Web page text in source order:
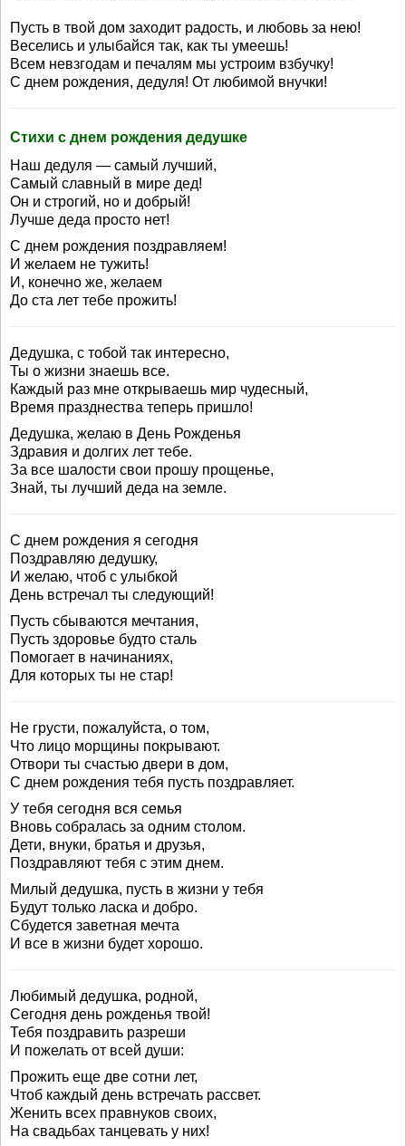
Пусть в твой дом заходит радость, и любовь за нею!
Веселись и улыбайся так, как ты умеешь!
Всем невзгодам и печалям мы устроим взбучку!
С днем рождения, дедуля! От любимой внучки!
Стихи с днем рождения дедушке
Наш дедуля — самый лучший,
Самый славный в мире дед!
Он и строгий, но и добрый!
Лучше деда просто нет!
С днем рождения поздравляем!
И желаем не тужить!
И, конечно же, желаем
До ста лет тебе прожить!
Дедушка, с тобой так интересно,
Ты о жизни знаешь все.
Каждый раз мне открываешь мир чудесный,
Время празднества теперь пришло!
Дедушка, желаю в День Рожденья
Здравия и долгих лет тебе.
За все шалости свои прошу прощенье,
Знай, ты лучший деда на земле.
С днем рождения я сегодня
Поздравляю дедушку,
И желаю, чтоб с улыбкой
День встречал ты следующий!
Пусть сбываются мечтания,
Пусть здоровье будто сталь
Помогает в начинаниях,
Для которых ты не стар!
Не грусти, пожалуйста, о том,
Что лицо морщины покрывают.
Отвори ты счастью двери в дом,
С днем рождения тебя пусть поздравляет.
У тебя сегодня вся семья
Вновь собралась за одним столом.
Дети, внуки, братья и друзья,
Поздравляют тебя с этим днем.
Милый дедушка, пусть в жизни у тебя
Будут только ласка и добро.
Сбудется заветная мечта
И все в жизни будет хорошо.
Любимый дедушка, родной,
Сегодня день рожденья твой!
Тебя поздравить разреши
И пожелать от всей души:
Прожить еще две сотни лет,
Чтоб каждый день встречать рассвет.
Женить всех правнуков своих,
На свадьбах танцевать у них!